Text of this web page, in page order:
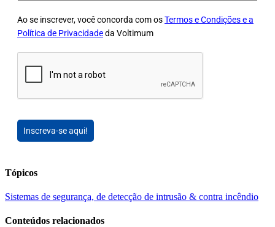
Ao se inscrever, você concorda com osTermos e Condições e a
Política de Privacidadeda Voltimum
Inscreva-se aqui!
Tópicos
Sistemas de segurança, de detecção de intrusão & contra incêndio
Conteúdos relacionados